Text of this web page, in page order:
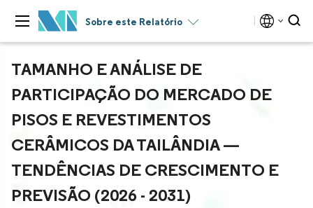
Sobre este Relatório
TAMANHO E ANÁLISE DE
PARTICIPAÇÃO DO MERCADO DE
PISOS E REVESTIMENTOS
CERÂMICOS DA TAILÂNDIA —
TENDÊNCIAS DE CRESCIMENTO E
PREVISÃO (2026 - 2031)